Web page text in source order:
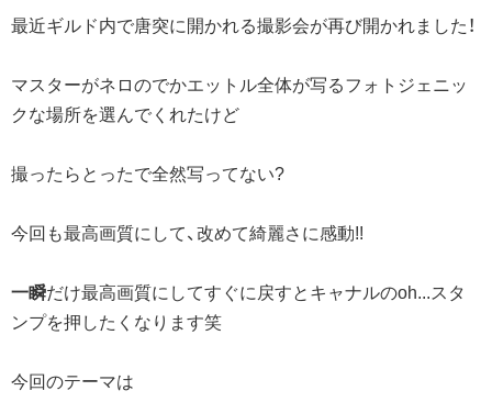
最近ギルド内で唐突に開かれる撮影会が再び開かれました！
マスターがネロのでかエットル全体が写るフォトジェニッ
クな場所を選んでくれたけど
撮ったらとったで全然写ってない?
今回も最高画質にして、改めて綺麗さに感動!!
一瞬だけ最高画質にしてすぐに戻すとキャナルのoh...スタ
ンプを押したくなります笑
今回のテーマは